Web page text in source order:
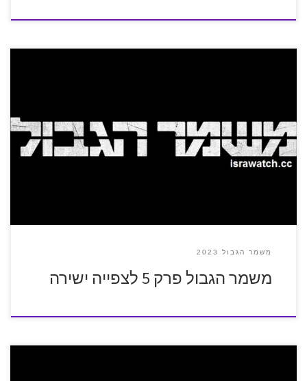
משמר הגבול 2023
משמר הגבול פרק 5 לצפייה ישירה